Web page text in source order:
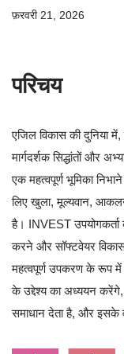
फ़रवरी 21, 2026
परिचय
एजिल विकास की दुनिया
मार्गदर्शक सिद्धांतों और
एक महत्वपूर्ण भूमिका
लिए खुला, मूल्यवान, आकलन
है। INVEST उपयोगकर्ता
करने और सॉफ्टवेयर
महत्वपूर्ण उपकरण के रूप
के उद्देश्य का अध्ययन करेंगे,
समाधान देता है, और इसके